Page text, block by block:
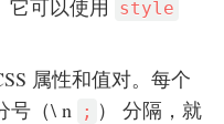
它可以使用
style
属性和值对。每个
号（\ n ; ） 分隔，就